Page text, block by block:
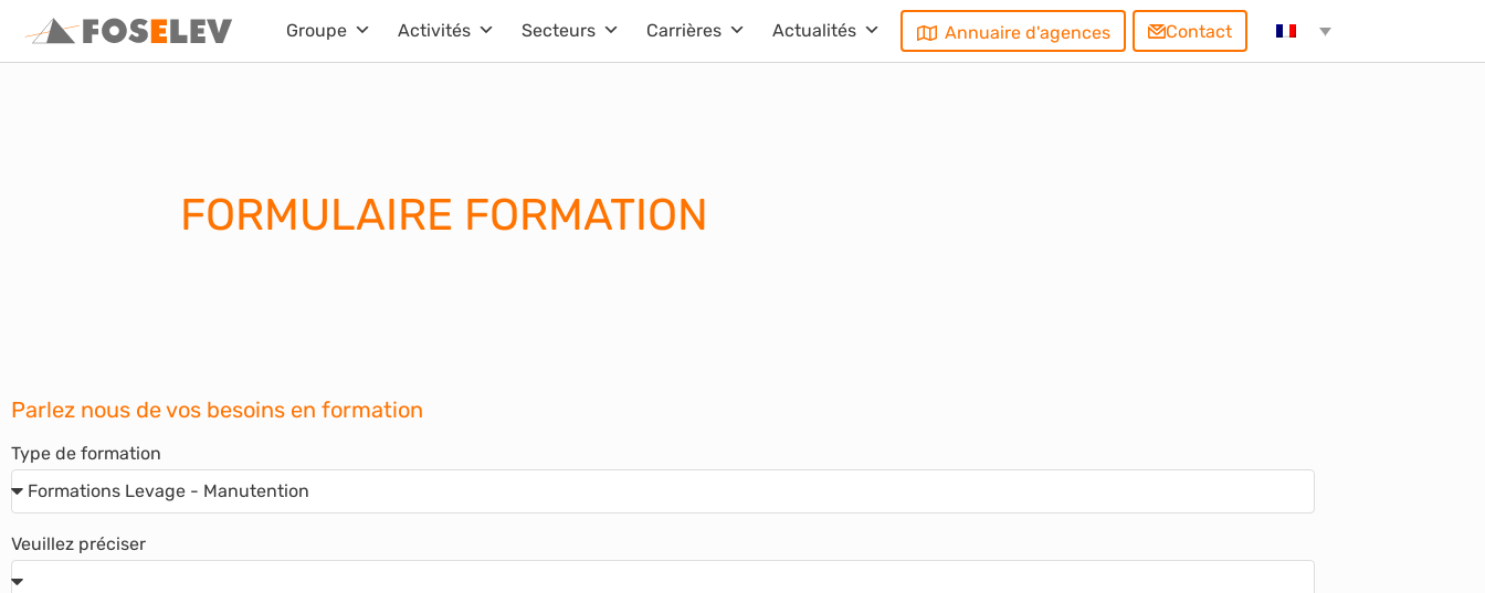
contenu
Groupe Activités Secteurs Carrières Actualités Annuaire d'agences Contact
FORMULAIRE FORMATION
Parlez nous de vos besoins en formation
Type de formation
Veuillez préciser